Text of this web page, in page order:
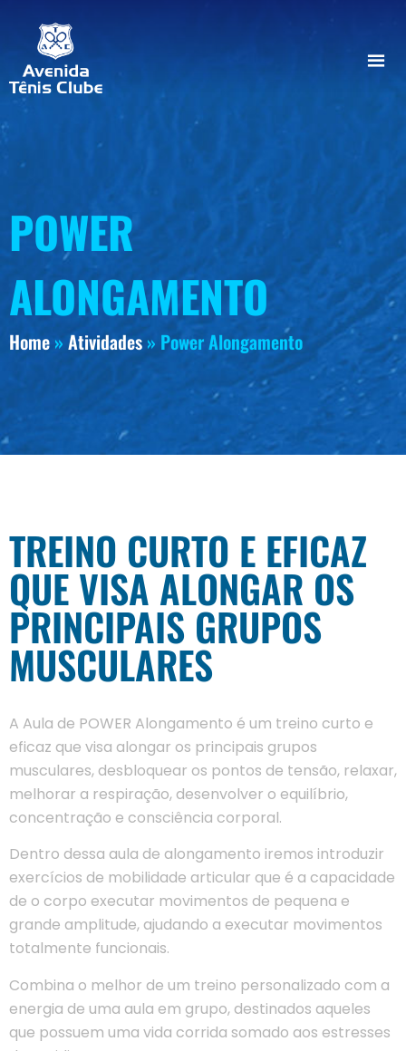
POWER
ALONGAMENTO
Home » Atividades »Power Alongamento
TREINO CURTO E EFICAZ
QUE VISA ALONGAR OS
PRINCIPAIS GRUPOS
MUSCULARES
A Aula de POWER Alongamento é um treino curto e
eficaz que visa alongar os principais grupos
musculares, desbloquear os pontos de tensão, relaxar,
melhorar a respiração, desenvolver o equilíbrio,
concentração e consciência corporal.
Dentro dessa aula de alongamento iremos introduzir
exercícios de mobilidade articular que é a capacidade
de o corpo executar movimentos de pequena e
grande amplitude, ajudando a executar movimentos
totalmente funcionais.
Combina o melhor de um treino personalizado com a
energia de uma aula em grupo, destinados aqueles
que possuem uma vida corrida somado aos estresses